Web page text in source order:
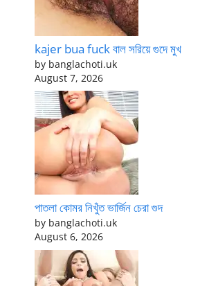
kajer bua fuck বাল সরিয়ে গুদে মুখ
by banglachoti.uk
August 7, 2026
পাতলা কোমর নিখুঁত ভার্জিন চেরা গুদ
by banglachoti.uk
August 6, 2026